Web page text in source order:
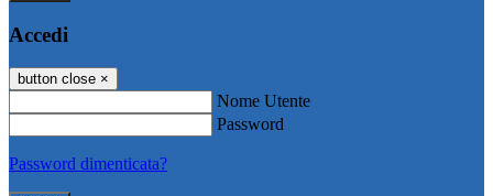
Accedi
button close ×
Nome Utente
Password
Password dimenticata?